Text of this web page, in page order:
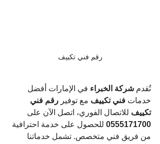
رقم فني تكييف
تُقدم شركة الخبراء في الإمارات أفضل
خدمات فني تكييف مع توفير رقم فني
تكييف للاتصال الفوري، اتصل الآن على
0555171700 للحصول على خدمة احترافية
من فريق فني متخصص. تشمل خدماتنا